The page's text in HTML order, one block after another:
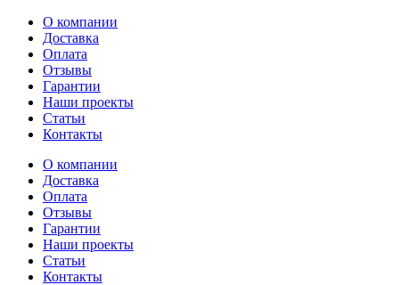
Перейти
содержимому
О компании
Доставка
Оплата
Отзывы
Гарантии
Наши проекты
Статьи
Контакты
О компании
Доставка
Оплата
Отзывы
Гарантии
Наши проекты
Статьи
Контакты